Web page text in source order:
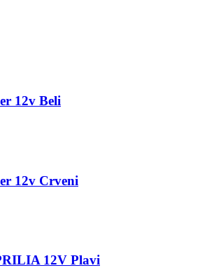
12v Beli
12v Crveni
12V Plavi